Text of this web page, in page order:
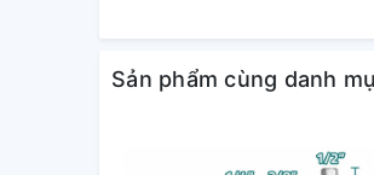
Sản phẩm cùng danh